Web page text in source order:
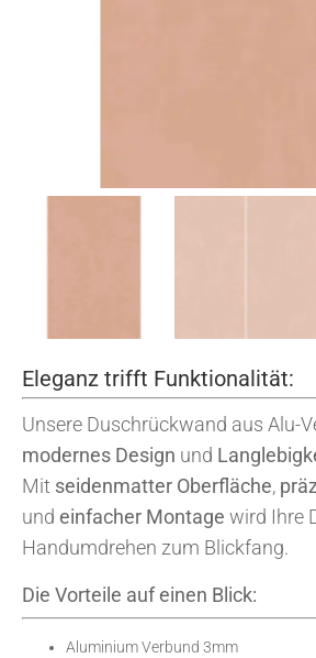
Eleganz trifft Funktionalität:
Unsere Duschrückwand aus Alu-
modernes Design und
Mit seidenmatter Oberfläche,
und einfacher Montage wird Ihre
Handumdrehen zum Blickfang.
Die Vorteile auf einen Blick:
Aluminium Verbund 3mm